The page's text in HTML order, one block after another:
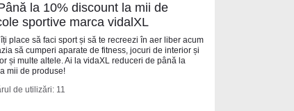
la 10% discount la mii de
sportive marca vidalXL
îți place să faci sport și să te recreezi în aer liber acum
să cumperi aparate de fitness, jocuri de interior și
și multe altele. Ai la vidaXL reduceri de până la
mii de produse!
de utilizări: 11